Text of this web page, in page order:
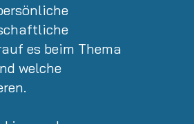
es beim Thema
welche